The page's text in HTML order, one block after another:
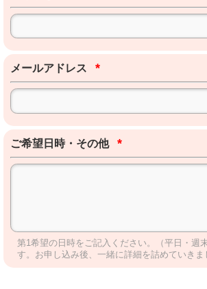
メールアドレス *
ご希望日時・その他 *
第1希望の日時をご記入ください。（平日・週
す。お申し込み後、一緒に詳細を詰めていきま